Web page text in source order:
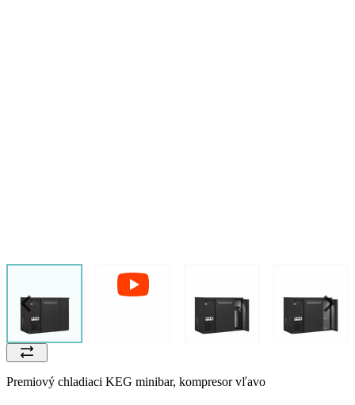
Premiový chladiaci KEG minibar, kompresor vľavo